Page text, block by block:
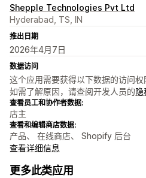
Shepple Technologies Pvt Ltd
Hyderabad, TS, IN
推出日期
2026年4月7日
数据访问
这个应用需要获得以下数据的访问权
如需了解原因，请查阅开发人员的
查看员工和协作者数据:
店主
查看和编辑商店数据:
产品、 在线商店、 Shopify 后台
查看详细信息
更多此类应用